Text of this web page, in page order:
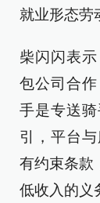
就业形态劳
柴闪闪表
包公司合
手是专送
引，平台
有约束条款
低收入的义